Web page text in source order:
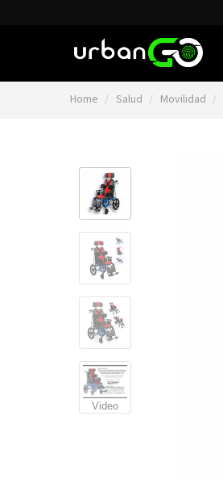
Home Salud Movilidad
Video